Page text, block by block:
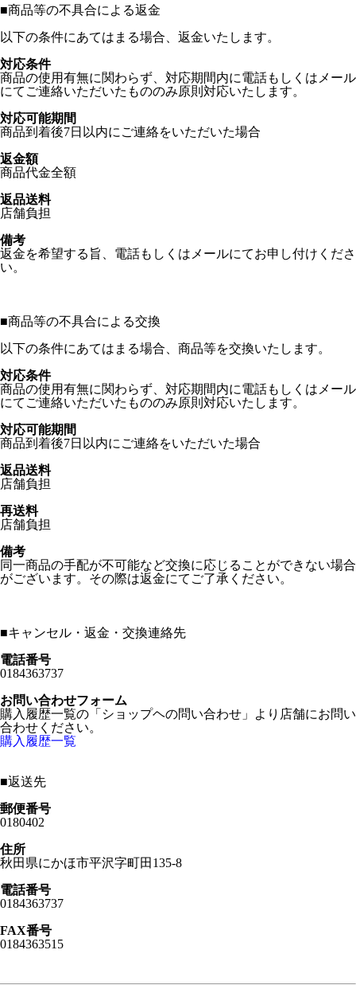
■商品等の不具合による返金
以下の条件にあてはまる場合、返金いたします。
対応条件
商品の使用有無に関わらず、対応期間内に電話もしくはメール
にてご連絡いただいたもののみ原則対応いたします。
対応可能期間
商品到着後7日以内にご連絡をいただいた場合
返金額
商品代金全額
返品送料
店舗負担
備考
返金を希望する旨、電話もしくはメールにてお申し付けくださ
い。
■商品等の不具合による交換
以下の条件にあてはまる場合、商品等を交換いたします。
対応条件
商品の使用有無に関わらず、対応期間内に電話もしくはメール
にてご連絡いただいたもののみ原則対応いたします。
対応可能期間
商品到着後7日以内にご連絡をいただいた場合
返品送料
店舗負担
再送料
店舗負担
備考
同一商品の手配が不可能など交換に応じることができない場合
がございます。その際は返金にてご了承ください。
■キャンセル・返金・交換連絡先
電話番号
0184363737
お問い合わせフォーム
購入履歴一覧の「ショップヘの問い合わせ」より店舗にお問い
合わせください。
購入履歴一覧
■返送先
郵便番号
0180402
住所
秋田県にかほ市平沢字町田135-8
電話番号
0184363737
FAX番号
0184363515